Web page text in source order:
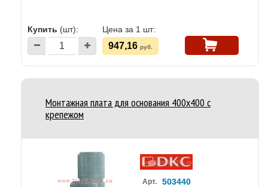
Купить (шт): Цена за 1 шт:
947,16 руб.
Монтажная плата для основания 400x400 с
крепежом
Арт. 503440